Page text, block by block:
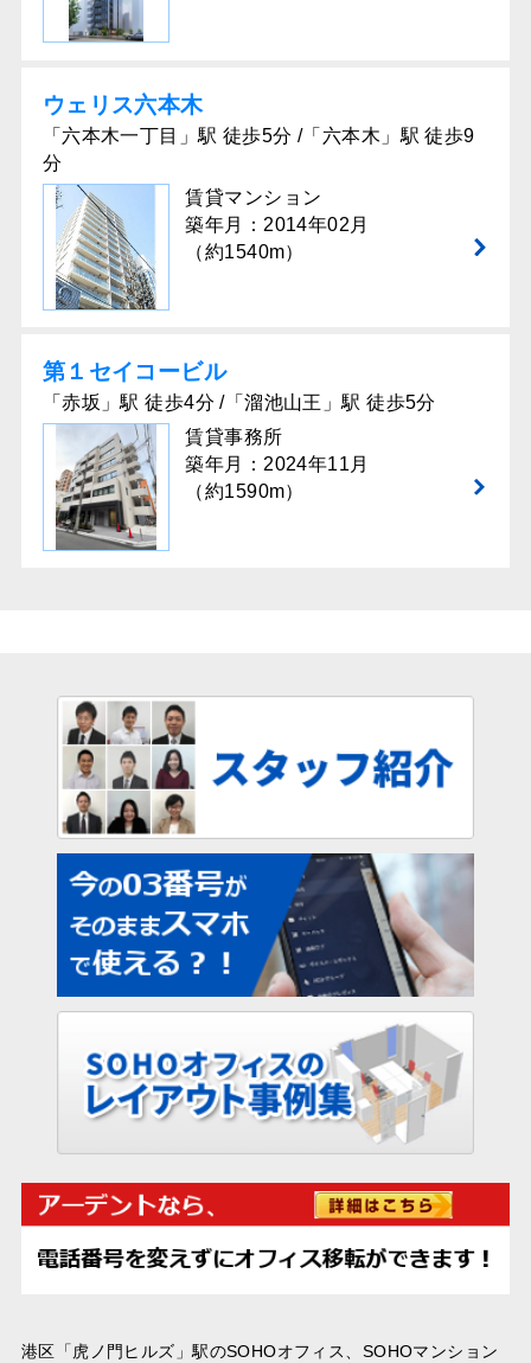
ウェリス六本⽊
「六本木一丁目」駅 徒歩5分 /「六本木」駅 徒歩9
分
賃貸マンション
築年月：2014年02月
（約1540m）
第１セイコービル
「赤坂」駅 徒歩4分 /「溜池山王」駅 徒歩5分
賃貸事務所
築年月：2024年11月
（約1590m）
港区「虎ノ門ヒルズ」駅のSOHOオフィス、SOHOマンション